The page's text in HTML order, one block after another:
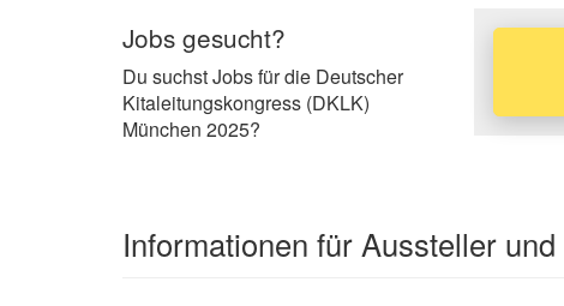
Jobs gesucht?
Du suchst Jobs für die Deutscher
Kitaleitungskongress (DKLK)
München 2025?
Informationen für Aussteller